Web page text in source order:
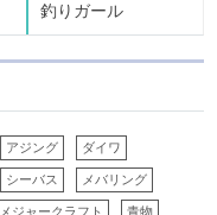
釣りガール
アジング ダイワ
シーバス メバリング
メジャークラフト 青物